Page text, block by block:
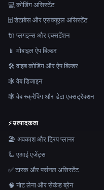
💻 कोडिंग असिस्टेंट
🗄️ डेटाबेस और एसक्यूएल असिस्टेंट
🔌 प्लगइन्स और एक्सटेंशन
📱 मोबाइल ऐप बिल्डर
🛠️ वाइब कोडिंग और ऐप बिल्डर
🕸 वेब डिजाइन
🕸️ वेब स्क्रैपिंग और डेटा एक्सट्रैक्शन
⚡उत्पादकता
🏖 अवकाश और ट्रिप प्लानर
🦾 एआई एजेंट्स
✅ टास्क और पर्सनल असिस्टेंट
🧠 नोट लेना और सेकंड ब्रेन